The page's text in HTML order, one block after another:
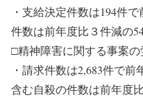
・支給決定件数は194件
件数は前年度比３件減の54
□精神障害に関する事案
・請求件数は2,683件で
含む自殺の件数は前年度比